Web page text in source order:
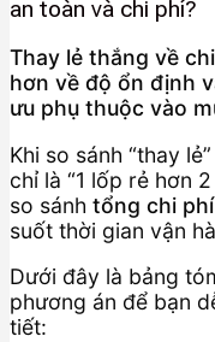
an toàn và chi phí?
Thay lẻ thắng về
hơn về độ ổn định
ưu phụ thuộc vào
Khi so sánh “thay
chỉ là “1 lốp rẻ hơn
so sánh tổng chi
suốt thời gian vận
Dưới đây là bảng
phương án để bạn
tiết: